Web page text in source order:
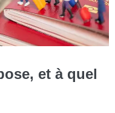
et à quel